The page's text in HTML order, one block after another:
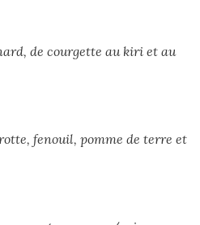
de courgette au kiri et au
fenouil, pomme de terre et